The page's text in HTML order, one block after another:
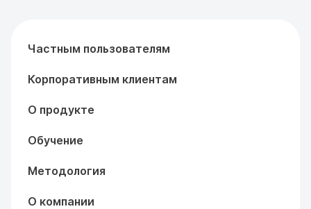
Частным пользователям
Корпоративным клиентам
О продукте
Обучение
Методология
О компании